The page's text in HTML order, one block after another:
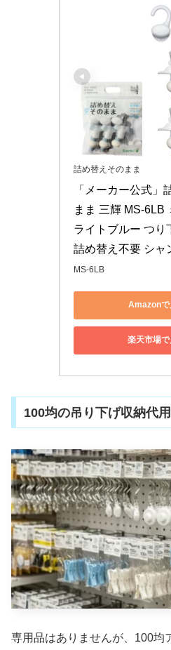
詰め替えそのまま
「メーカー公式」
まま 三輝 MS-6LB
ライトブルー つり
詰め替え不要 シャ
MS-6LB
Amazonで
楽天市場で
100均の吊り下げ収納代
専用品はありませんが、100均